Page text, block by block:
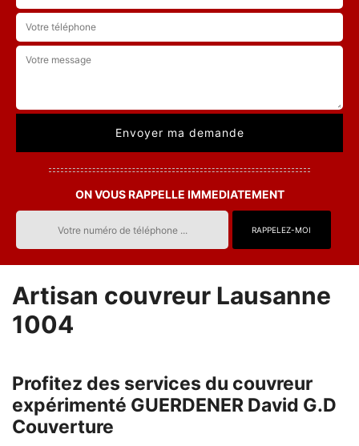
ON VOUS RAPPELLE IMMEDIATEMENT
Artisan couvreur Lausanne
1004
Profitez des services du couvreur
expérimenté GUERDENER David G.D
Couverture